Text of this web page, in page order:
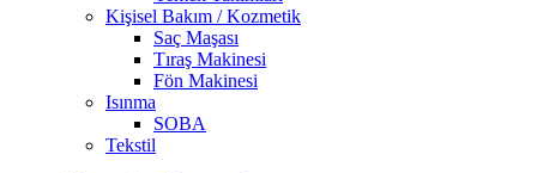
Kişisel Bakım / Kozmetik
Saç Maşası
Tıraş Makinesi
Fön Makinesi
Isınma
SOBA
Tekstil